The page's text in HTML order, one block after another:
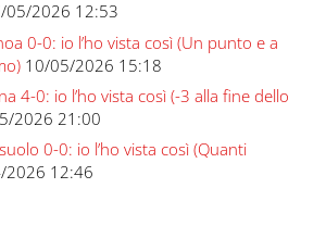
05/2026 12:53
0-0: io l’ho vista così (Un punto e a
10/05/2026 15:18
4-0: io l’ho vista così (-3 alla fine dello
2026 21:00
0-0: io l’ho vista così (Quanti
2026 12:46